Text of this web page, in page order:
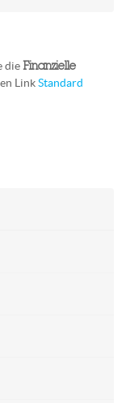
die Finanzielle
LinkStandard